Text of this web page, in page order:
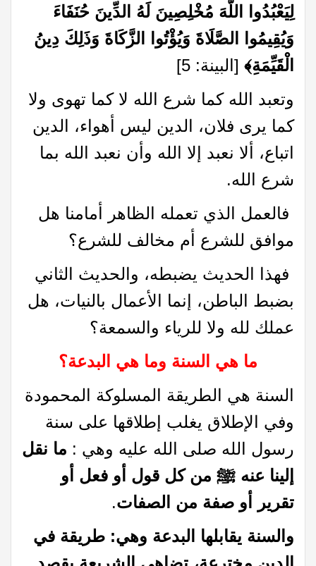
لِيَعْبُدُوا اللَّهَ مُخْلِصِينَ لَهُ الدِّينَ حُنَفَاءَ
وَيُقِيمُوا الصَّلَاةَ وَيُؤْتُوا الزَّكَاةَ وَذَلِكَ دِينُ
الْقَيِّمَةِ﴾ [البينة: 5]
وتعبد الله كما شرع الله لا كما تهوى ولا
كما يرى فلان، الدين ليس أهواء، الدين
اتباع، ألا نعبد إلا الله وأن نعبد الله بما
شرع الله.
فالعمل الذي تعمله الظاهر أمامنا هل
موافق للشرع أم مخالف للشرع؟
فهذا الحديث يضبطه، والحديث الثاني
بضبط الباطن، إنما الأعمال بالنيات، هل
عملك لله ولا للرياء والسمعة؟
ما هي السنة وما هي البدعة؟
السنة هي الطريقة المسلوكة المحمودة
وفي الإطلاق يغلب إطلاقها على سنة
رسول الله صلى الله عليه وهي : ما نقل
إلينا عنه ﷺ من كل قول أو فعل أو
تقرير أو صفة من الصفات.
والسنة يقابلها البدعة وهي: طريقة في